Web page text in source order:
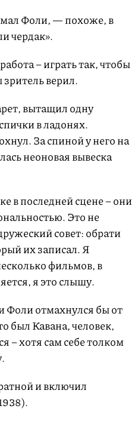
Фоли, — похоже, в
чердак».
– играть так, чтобы
верил.
вытащил одну
в ладонях.
За спиной у него на
неоновая вывеска
в последней сцене – они
Это не
совет: обрати
их записал. Я
фильмов, в
я это слышу.
Фоли отмахнулся бы от
был Кавана, человек,
– хотя сам себе толком
и включил